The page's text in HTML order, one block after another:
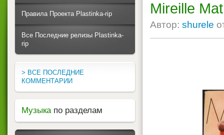
Mireille
Автор: shurele
Правила Проекта Plastinka-rip
Все Последние релизы Plastinka-
rip
> ВСЕ ПОСЛЕДНИЕ
КОММЕНТАРИИ
Музыка по разделам